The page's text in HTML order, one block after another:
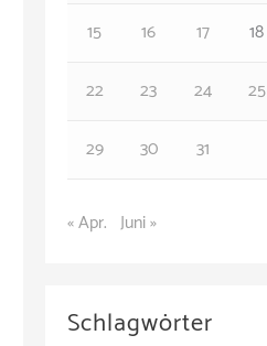
15
16 17 18
22
23 24 25
29
30 31
« Apr. Juni »
Schlagwörter